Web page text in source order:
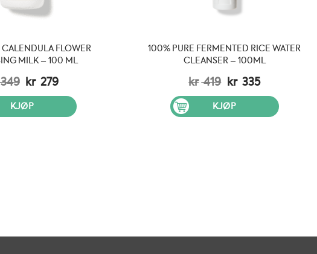
FLOWER
MILK – 100 ML
Opprinnelig
var:
kr 349.
kr 279Nåværende
kr 279.
KJØP
100% PURE FERMENTED RICE WATER
CLEANSER – 100ML
kr419 Opprinnelig
var:
kr 419.
kr 335Nåværende
kr 335.
KJØP